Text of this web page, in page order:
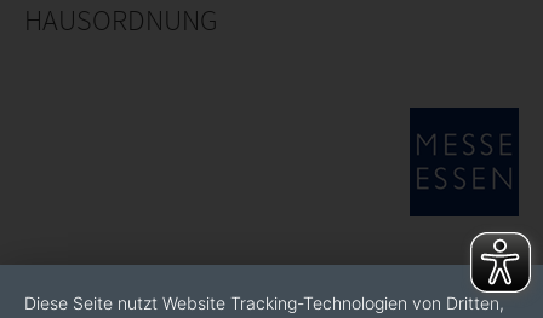
HAUSORDNUNG
Diese Seite nutzt Website Tracking-Technologien von Dritten,